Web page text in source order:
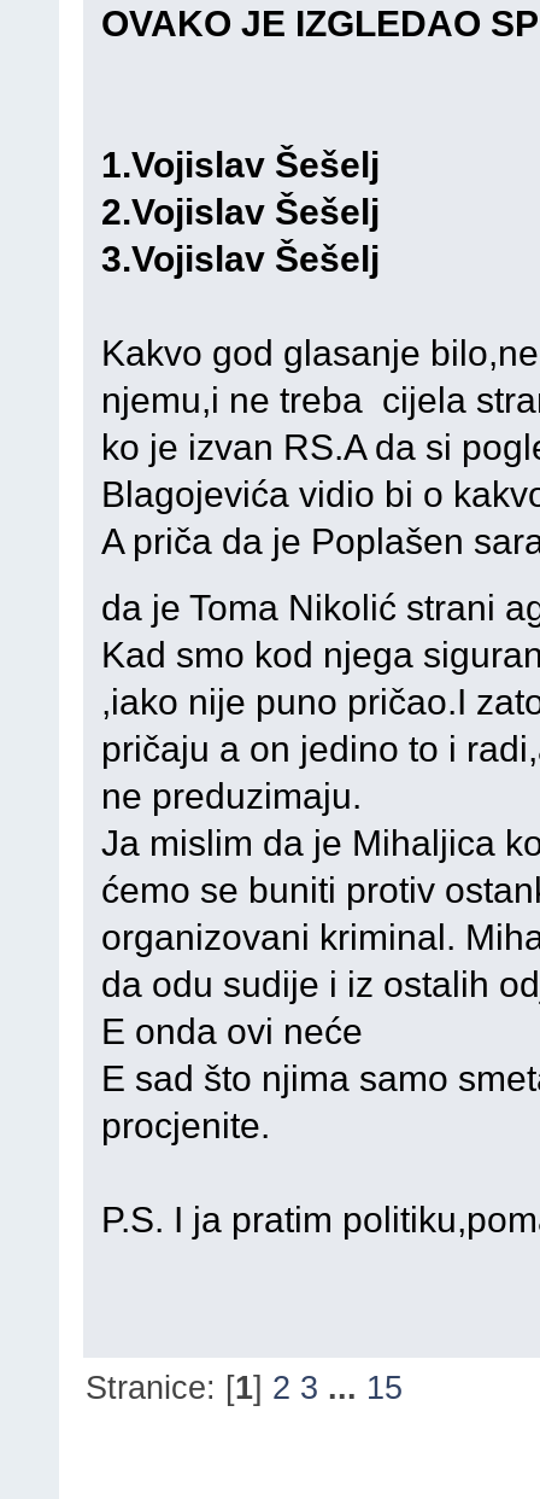
OVAKO JE IZGLEDAO
1.Vojislav Šešelj
2.Vojislav Šešelj
3.Vojislav Šešelj
Kakvo god glasanje
njemu,i ne treba cijela
ko je izvan RS.A da si
Blagojevića vidio bi o
A priča da je Poplašen
da je Toma Nikolić strani
Kad smo kod njega
,iako nije puno pričao.I
pričaju a on jedino to i
ne preduzimaju.
Ja mislim da je Mihaljica
ćemo se buniti protiv
organizovani kriminal.
da odu sudije i iz ostalih
E onda ovi neće
E sad što njima samo
procjenite.
P.S. I ja pratim
Stranice: [1] 2 3 ... 15